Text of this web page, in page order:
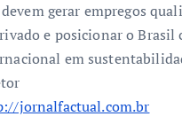
gerar empregos
e posicionar o Brasil
em
jornalfactual.com.br